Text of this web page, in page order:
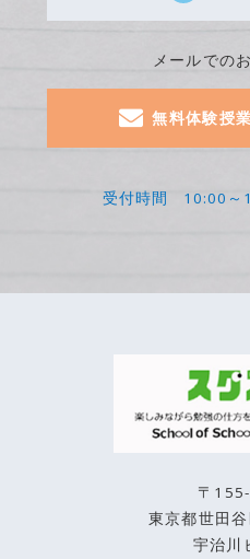
メールでの
無料体験授
受付時間 10:00～
〒
東京都世田
宇治川